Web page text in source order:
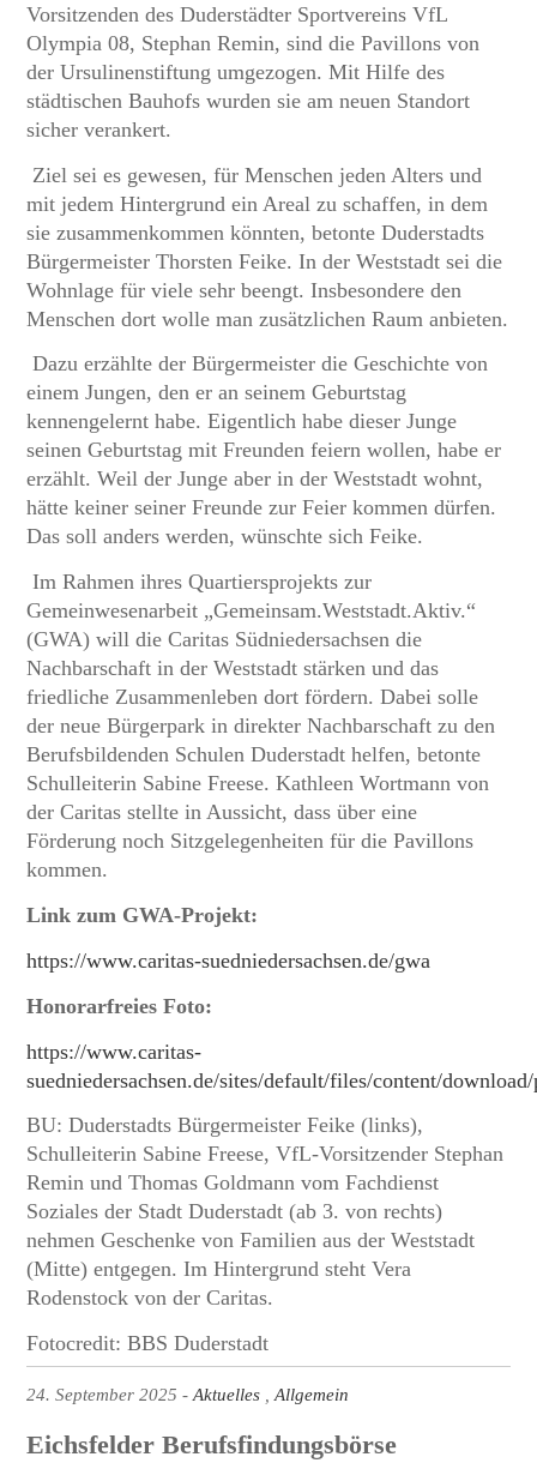
Vorsitzenden des Duderstädter Sportvereins VfL
Olympia 08, Stephan Remin, sind die Pavillons von
der Ursulinenstiftung umgezogen. Mit Hilfe des
städtischen Bauhofs wurden sie am neuen Standort
sicher verankert.
Ziel sei es gewesen, für Menschen jeden Alters und
mit jedem Hintergrund ein Areal zu schaffen, in dem
sie zusammenkommen könnten, betonte Duderstadts
Bürgermeister Thorsten Feike. In der Weststadt sei die
Wohnlage für viele sehr beengt. Insbesondere den
Menschen dort wolle man zusätzlichen Raum anbieten.
Dazu erzählte der Bürgermeister die Geschichte von
einem Jungen, den er an seinem Geburtstag
kennengelernt habe. Eigentlich habe dieser Junge
seinen Geburtstag mit Freunden feiern wollen, habe er
erzählt. Weil der Junge aber in der Weststadt wohnt,
hätte keiner seiner Freunde zur Feier kommen dürfen.
Das soll anders werden, wünschte sich Feike.
Im Rahmen ihres Quartiersprojekts zur
Gemeinwesenarbeit „Gemeinsam.Weststadt.Aktiv.“
(GWA) will die Caritas Südniedersachsen die
Nachbarschaft in der Weststadt stärken und das
friedliche Zusammenleben dort fördern. Dabei solle
der neue Bürgerpark in direkter Nachbarschaft zu den
Berufsbildenden Schulen Duderstadt helfen, betonte
Schulleiterin Sabine Freese. Kathleen Wortmann von
der Caritas stellte in Aussicht, dass über eine
Förderung noch Sitzgelegenheiten für die Pavillons
kommen.
Link zum GWA-Projekt:
https://www.caritas-suedniedersachsen.de/gwa
Honorarfreies Foto:
https://www.caritas-
suedniedersachsen.de/sites/default/files/content/
BU: Duderstadts Bürgermeister Feike (links),
Schulleiterin Sabine Freese, VfL-Vorsitzender Stephan
Remin und Thomas Goldmann vom Fachdienst
Soziales der Stadt Duderstadt (ab 3. von rechts)
nehmen Geschenke von Familien aus der Weststadt
(Mitte) entgegen. Im Hintergrund steht Vera
Rodenstock von der Caritas.
Fotocredit: BBS Duderstadt
24. September 2025 Aktuelles Allgemein
Eichsfelder Berufsfindungsbörse